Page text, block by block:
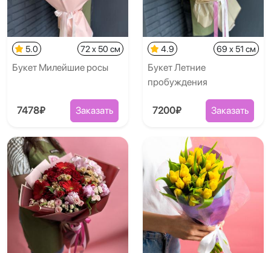
5.0 72 x 50 см
Букет Милейшие росы
7478₽ Заказать
4.9 69 x 51 см
Букет Летние
пробуждения
7200₽ Заказать